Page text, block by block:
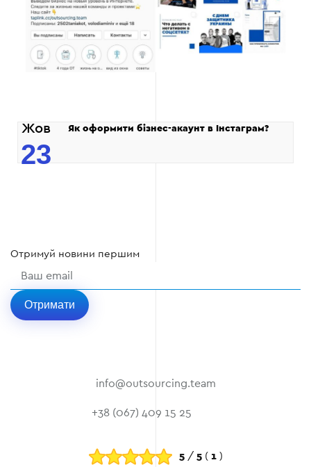
Жов
23
Як оформити бізнес-акаунт в Інстаграм?
Отримуй новини першим
Отримати
info@outsourcing.team
+38 (067) 409 15 25
5/ 5( 1)